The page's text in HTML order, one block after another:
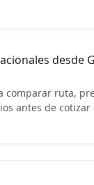
desde
comparar ruta,
antes de cotizar